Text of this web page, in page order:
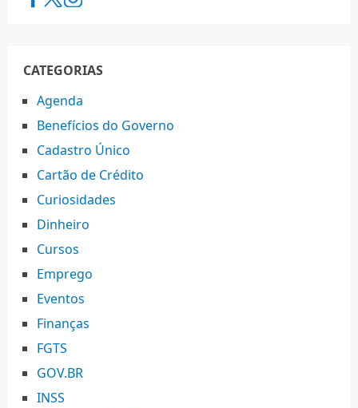
CATEGORIAS
Agenda
Benefícios do Governo
Cadastro Único
Cartão de Crédito
Curiosidades
Dinheiro
Cursos
Emprego
Eventos
Finanças
FGTS
GOV.BR
INSS